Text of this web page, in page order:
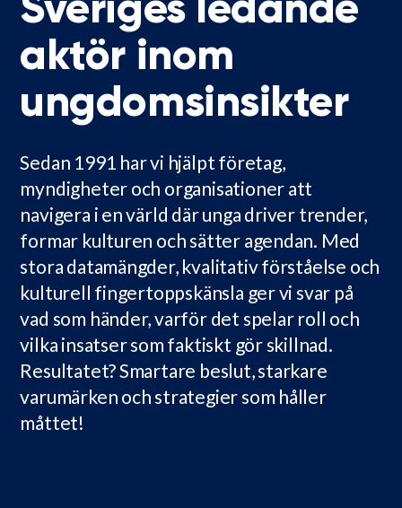
Sveriges ledande
aktör inom
ungdomsinsikter
Sedan 1991 har vi hjälpt företag,
myndigheter och organisationer att
navigera i en värld där unga driver trender,
formar kulturen och sätter agendan. Med
stora datamängder, kvalitativ förståelse och
kulturell fingertoppskänsla ger vi svar på
vad som händer, varför det spelar roll och
vilka insatser som faktiskt gör skillnad.
Resultatet? Smartare beslut, starkare
varumärken och strategier som håller
måttet!